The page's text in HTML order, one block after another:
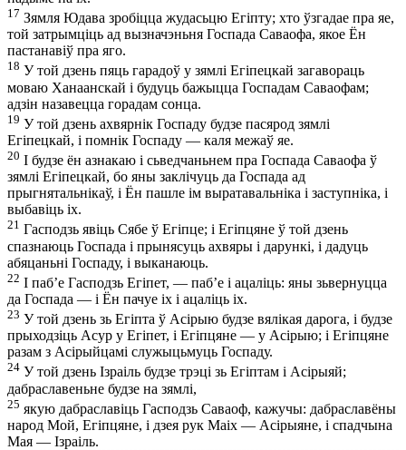
17 Зямля Юдава зробіцца жудасьцю Егіпту; хто ўзгадае пра яе,
той затрымціць ад вызначэньня Госпада Саваофа, якое Ён
пастанавіў пра яго.
18 У той дзень пяць гарадоў у зямлі Егіпецкай загавораць
моваю Ханаанскай і будуць бажыцца Госпадам Саваофам;
адзін назавецца горадам сонца.
19 У той дзень ахвярнік Госпаду будзе пасярод зямлі
Егіпецкай, і помнік Госпаду — каля межаў яе.
20 І будзе ён азнакаю і сьведчаньнем пра Госпада Саваофа ў
зямлі Егіпецкай, бо яны заклічуць да Госпада ад
прыгнятальнікаў, і Ён пашле ім выратавальніка і заступніка, і
выбавіць іх.
21 Гасподзь явіць Сябе ў Егіпце; і Егіпцяне ў той дзень
спазнаюць Госпада і прынясуць ахвяры і дарункі, і дадуць
абяцаньні Госпаду, і выканаюць.
22 І паб’е Гасподзь Егіпет, — паб’е і ацаліць: яны зьвернуцца
да Госпада — і Ён пачуе іх і ацаліць іх.
23 У той дзень зь Егіпта ў Асірыю будзе вялікая дарога, і будзе
прыходзіць Асур у Егіпет, і Егіпцяне — у Асірыю; і Егіпцяне
разам з Асірыйцамі служыцьмуць Госпаду.
24 У той дзень Ізраіль будзе трэці зь Егіптам і Асірыяй;
дабраславеньне будзе на зямлі,
25 якую дабраславіць Гасподзь Саваоф, кажучы: дабраславёны
народ Мой, Егіпцяне, і дзея рук Маіх — Асірыяне, і спадчына
Мая — Ізраіль.